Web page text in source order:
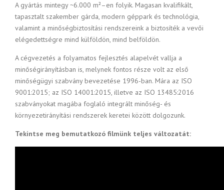
A gyártás mintegy ~6.000 m²–en folyik. Magasan kvalifikált,
tapasztalt szakember gárda, modern géppark és technológia,
valamint a minőségbiztosítási rendszereink a biztosíték a vevői
elégedettségre mind külföldön, mind belföldön.
A cégvezetés a folyamatos fejlesztés alapelvét vallja a
minőségirányításban is, melynek fontos része volt az első
minőségügyi szabvány bevezetése 1996-ban. Mára az ISO
9001:2015; az ISO 14001:2015, illetve az ISO 13485:2016
szabványokat magába foglaló integrált minőség- és
környezetirányítási rendszerek keretei között dolgozunk.
Tekintse meg bemutatkozó filmünk teljes változatát: